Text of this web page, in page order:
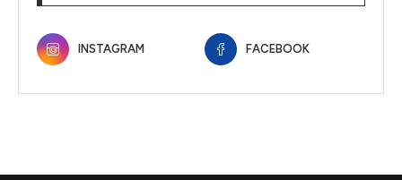
INSTAGRAM FACEBOOK